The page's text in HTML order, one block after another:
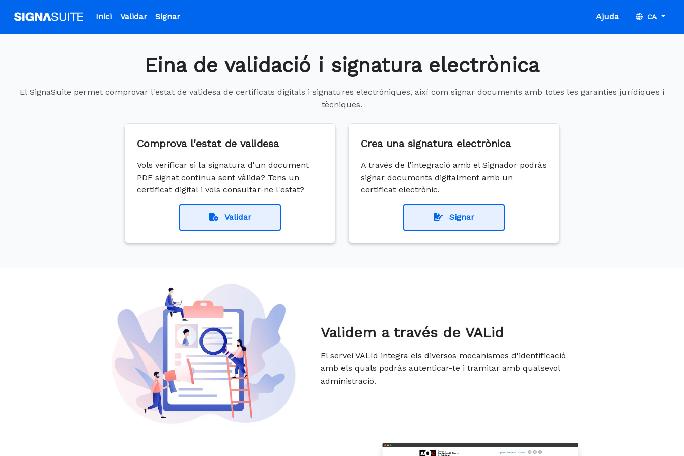
Inici Validar Signar Ajuda CA
Eina de validació i signatura electrònica
El SignaSuite permet comprovar l'estat de validesa de certificats digitals i signatures electròniques, així com signar documents amb totes les garanties jurídiques i
tècniques.
Comprova l'estat de validesa
Vols verificar si la signatura d'un document
PDF signat continua sent vàlida? Tens un
certificat digital i vols consultar-ne l'estat?
Validar
Crea una signatura electrònica
A través de l'integració amb el Signador podràs
signar documents digitalment amb un
certificat electrònic.
Signar
Validem a través de VALid
El servei VALId integra els diversos mecanismes d'identificació
amb els quals podràs autenticar-te i tramitar amb qualsevol
administració.